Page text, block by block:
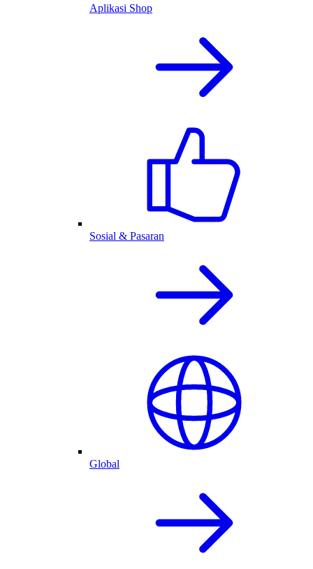
Aplikasi Shop
Sosial & Pasaran
Global